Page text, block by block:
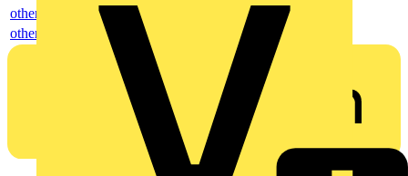
others
others